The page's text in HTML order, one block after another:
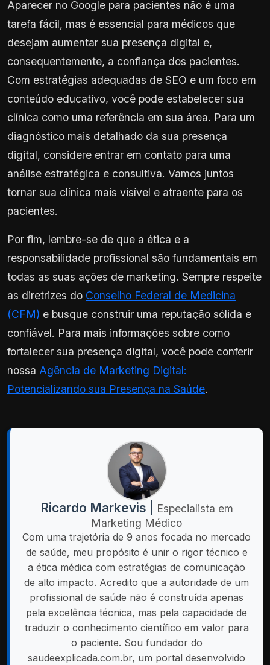
Aparecer no Google para pacientes não é uma
tarefa fácil, mas é essencial para médicos que
desejam aumentar sua presença digital e,
consequentemente, a confiança dos pacientes.
Com estratégias adequadas de SEO e um foco em
conteúdo educativo, você pode estabelecer sua
clínica como uma referência em sua área. Para um
diagnóstico mais detalhado da sua presença
digital, considere entrar em contato para uma
análise estratégica e consultiva. Vamos juntos
tornar sua clínica mais visível e atraente para os
pacientes.
Por fim, lembre-se de que a ética e a
responsabilidade profissional são fundamentais em
todas as suas ações de marketing. Sempre respeite
as diretrizes do Conselho Federal de Medicina
(CFM) e busque construir uma reputação sólida e
confiável. Para mais informações sobre como
fortalecer sua presença digital, você pode conferir
nossa Agência de Marketing Digital:
Potencializando sua Presença na Saúde.
Ricardo Markevis |
Especialista em
Marketing Médico
Com uma trajetória de 9 anos focada no mercado
de saúde, meu propósito é unir o rigor técnico e
a ética médica com estratégias de comunicação
de alto impacto. Acredito que a autoridade de um
profissional de saúde não é construída apenas
pela excelência técnica, mas pela capacidade de
traduzir o conhecimento científico em valor para
o paciente. Sou fundador do
saudeexplicada.com.br, um portal desenvolvido